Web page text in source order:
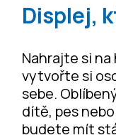
Displej,
Nahrajte si
vytvořte si
sebe.
dítě, pes
budete mít